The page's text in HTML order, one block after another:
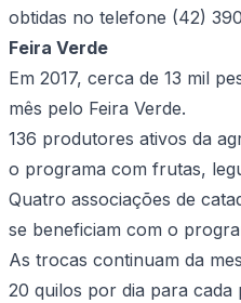
obtidas no telefone (42)
Feira Verde
Em 2017, cerca de 13 mil
mês pelo Feira Verde.
136 produtores ativos da
o programa com frutas,
Quatro associações de
se beneficiam com o
As trocas continuam da
20 quilos por dia para cada